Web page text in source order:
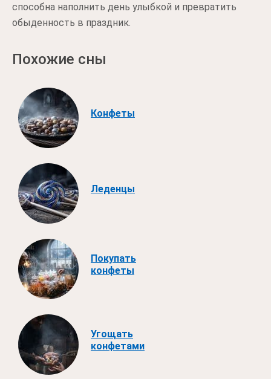
способна наполнить день улыбкой и превратить
обыденность в праздник.
Похожие сны
Конфеты
Леденцы
Покупать
конфеты
Угощать
конфетами